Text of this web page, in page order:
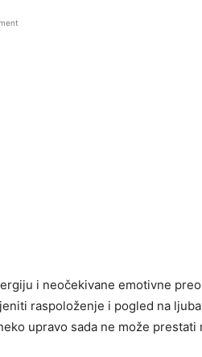
i neočekivane emotivne
raspoloženje i pogled na
upravo sada ne može prestati